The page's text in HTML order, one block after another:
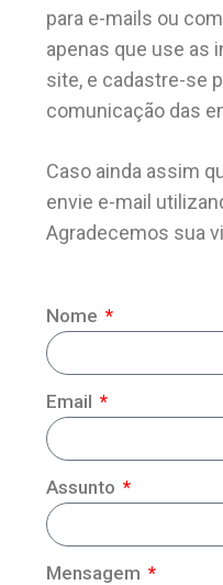
para e-mails ou
apenas que use as
site, e cadastre-se
comunicação das
Caso ainda assim
envie e-mail
Agradecemos sua
Nome
Email
Assunto
Mensagem